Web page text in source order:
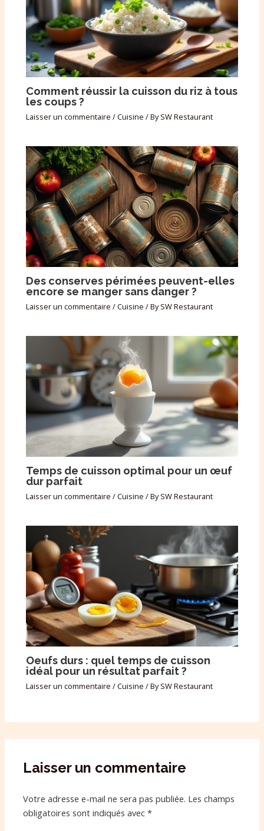
Comment réussir la cuisson du riz à tous
les coups ?
Laisser un commentaire /Cuisine / BySW Restaurant
Des conserves périmées peuvent-elles
encore se manger sans danger ?
Laisser un commentaire /Cuisine / BySW Restaurant
Temps de cuisson optimal pour un œuf
dur parfait
Laisser un commentaire /Cuisine / BySW Restaurant
Oeufs durs : quel temps de cuisson
idéal pour un résultat parfait ?
Laisser un commentaire /Cuisine / BySW Restaurant
Laisser un commentaire
Votre adresse e-mail ne sera pas publiée. Les champs
obligatoires sont indiqués avec*